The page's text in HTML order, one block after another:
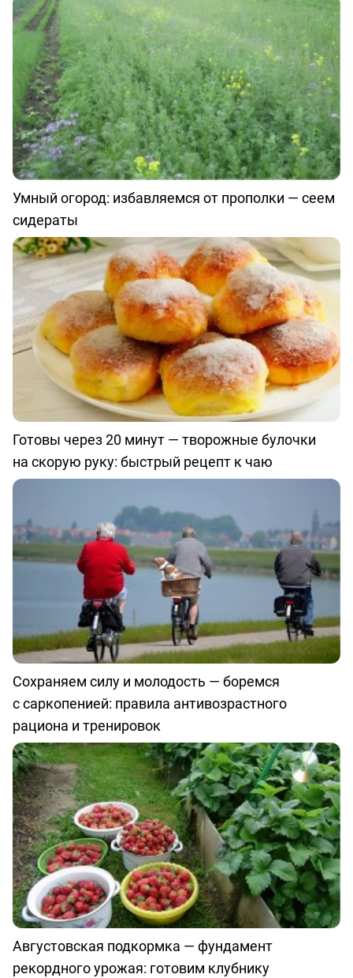
Умный огород: избавляемся от прополки — сеем
сидераты
Готовы через 20 минут — творожные булочки
на скорую руку: быстрый рецепт к чаю
Сохраняем силу и молодость — боремся
с саркопенией: правила антивозрастного
рациона и тренировок
Августовская подкормка — фундамент
рекордного урожая: готовим клубнику